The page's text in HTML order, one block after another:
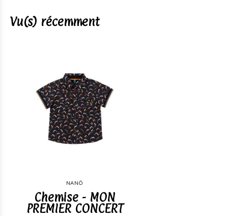
Vu(s) récemment
NANÖ
Chemise - MON
PREMIER CONCERT